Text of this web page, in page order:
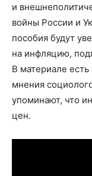
и
войны России и
пособия будут
на инфляцию,
В материале
мнения
упоминают, что
цен.